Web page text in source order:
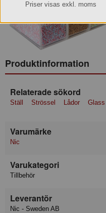
Produktinformation
Relaterade sökord
Ställ Strössel Lådor Glass
Varumärke
Nic
Varukategori
Tillbehör
Leverantör
Nic - Sweden AB
Priser visas exkl. moms